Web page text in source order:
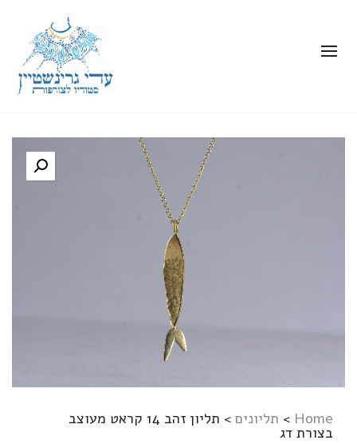
Home
> תליונים > תליון זהב 14 קראט מעוצב
בצורת דג